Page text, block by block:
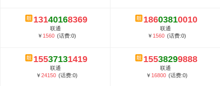
13140168369
联通
￥ 1560 (话费:0)
18603810010
联通
￥ 1560 (话费:0)
15537131419
联通
￥24150 (话费:0)
15538299888
联通
￥ 16800 (话费:0)